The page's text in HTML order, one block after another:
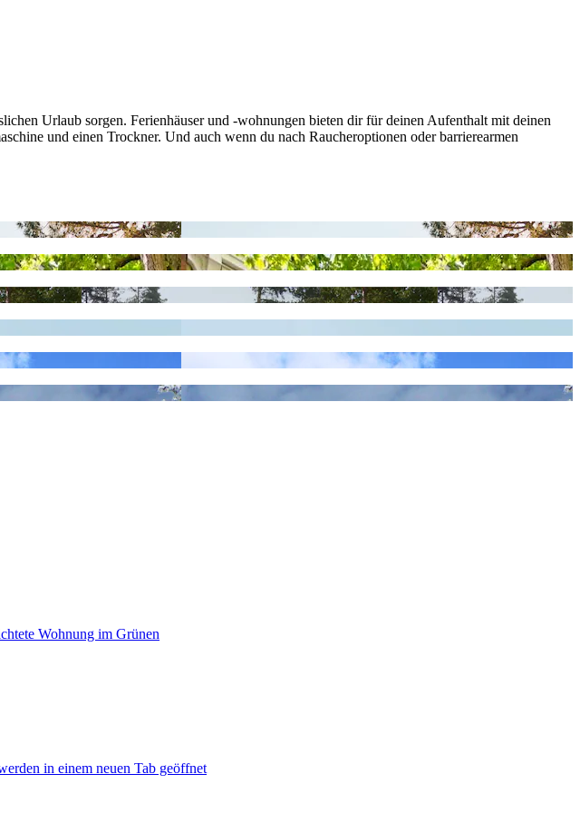
Urlaub sorgen. Ferienhäuser und -wohnungen bieten dir für deinen Aufenthalt mit deinen
und einen Trockner. Und auch wenn du nach Raucheroptionen oder barrierearmen
Wohnung im Grünen
in einem neuen Tab geöffnet